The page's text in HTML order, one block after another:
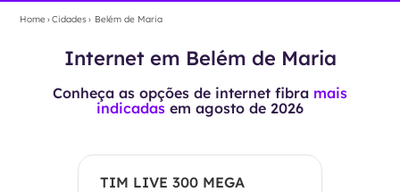
Home›Cidades› Belém de Maria
Internet em Belém de Maria
Conheça as opções de internet fibra mais
indicadas em agosto de 2026
TIM LIVE 300 MEGA